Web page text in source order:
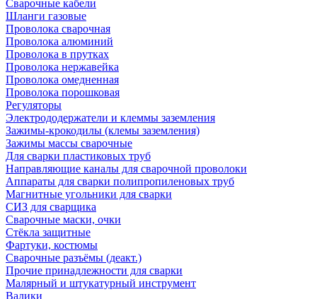
Сварочные кабели
Шланги газовые
Проволока сварочная
Проволока алюминий
Проволока в прутках
Проволока нержавейка
Проволока омедненная
Проволока порошковая
Регуляторы
Электрододержатели и клеммы заземления
Зажимы-крокодилы (клемы заземления)
Зажимы массы сварочные
Для сварки пластиковых труб
Направляющие каналы для сварочной проволоки
Аппараты для сварки полипропиленовых труб
Магнитные угольники для сварки
СИЗ для сварщика
Сварочные маски, очки
Стёкла защитные
Фартуки, костюмы
Сварочные разъёмы (деакт.)
Прочие принадлежности для сварки
Малярный и штукатурный инструмент
Валики